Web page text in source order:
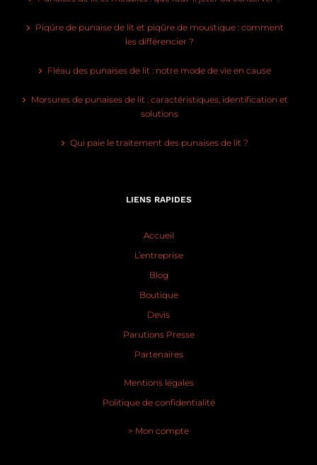
Piqûre de punaise de lit et piqûre de moustique : comment
les différencier ?
Fléau des punaises de lit : notre mode de vie en cause
Morsures de punaises de lit : caractéristiques, identification et
solutions
Qui paie le traitement des punaises de lit ?
LIENS RAPIDES
Accueil
L’entreprise
Blog
Boutique
Devis
Parutions Presse
Partenaires
Mentions légales
Politique de confidentialité
> Mon compte